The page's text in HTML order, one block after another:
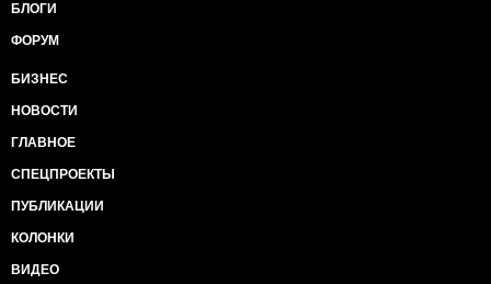
БЛОГИ
ФОРУМ
БИЗНЕС
НОВОСТИ
ГЛАВНОЕ
СПЕЦПРОЕКТЫ
ПУБЛИКАЦИИ
КОЛОНКИ
ВИДЕО